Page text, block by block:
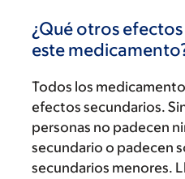
¿Qué otros
este
Todos los
efectos secundarios.
personas no padecen
secundario o padecen
secundarios menores.